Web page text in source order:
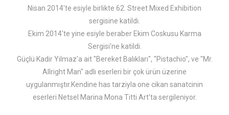
Nisan 2014'te esiyle birlikte 62. Street Mixed Exhibition
sergisine katildi.
Ekim 2014'te yine esiyle beraber Ekim Coskusu Karma
Sergisi'ne katildi.
Güçlü Kadir Yılmaz'a ait "Bereket Balıkları", "Pistachio", ve "Mr.
Allright Man" adlı eserleri bir çok ürün üzerine
uygulanmıştır. Kendine has tarziyla one cikan sanatcinin
eserleri Netsel Marina Mona Titti Art'ta sergileniyor.